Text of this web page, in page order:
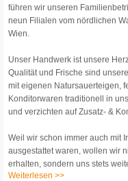
führen wir unseren
neun Filialen vom nördlichen
Wien.
Unser Handwerk ist unsere
Qualität und Frische sind
mit eigenen Natursauerteigen,
Konditorwaren traditionell in
und verzichten auf Zusatz- &
Weil wir schon immer auch mit
ausgestattet waren, wollen wir
erhalten, sondern uns stets
Weiterlesen >>